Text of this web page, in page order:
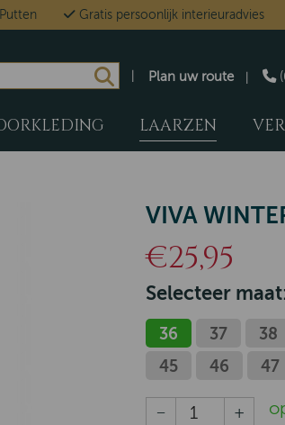
Gratis persoonlijk interieuradvies
Plan uw route
LAARZEN
VIVA
€25,95
Selecteer
36 37 38
45
46 47